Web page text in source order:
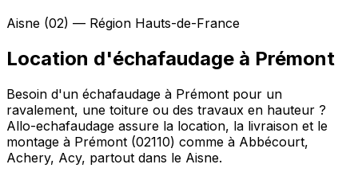
Aisne (02) — Région Hauts-de-France
Location d'échafaudage à Prémont
Besoin d'un échafaudage à Prémont pour un
ravalement, une toiture ou des travaux en hauteur ?
Allo-echafaudage assure la location, la livraison et le
montage à Prémont (02110) comme à Abbécourt,
Achery, Acy, partout dans le Aisne.